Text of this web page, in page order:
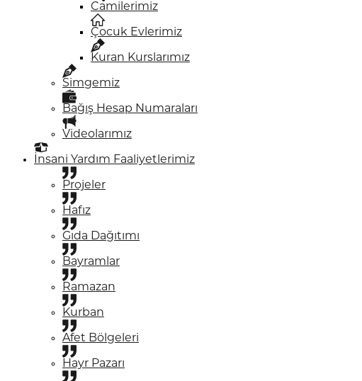
Camilerimiz
Çocuk Evlerimiz
Kuran Kurslarımız
Simgemiz
Bağış Hesap Numaraları
Videolarımız
İnsani Yardım Faaliyetlerimiz
Projeler
Hafız
Gıda Dağıtımı
Bayramlar
Ramazan
Kurban
Afet Bölgeleri
Hayr Pazarı